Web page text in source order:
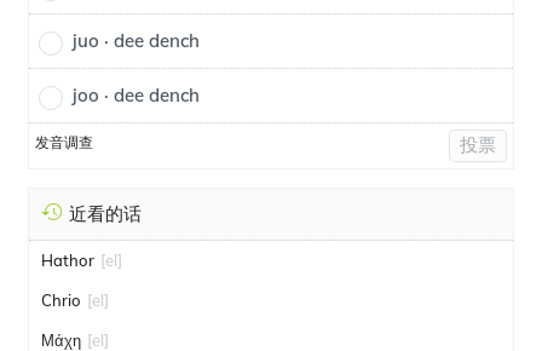
juo · dee dench
joo · dee dench
发音调查 投票
近看的话
Hathor [el]
Chrio [el]
Μάχη [el]